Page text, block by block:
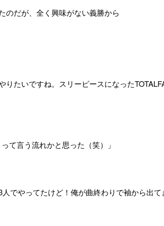
のだが、全く興味がない義勝から
りたいですね。スリーピースになった
て言う流れかと思った（笑）」
でやってたけど！俺が曲終わりで袖から出て